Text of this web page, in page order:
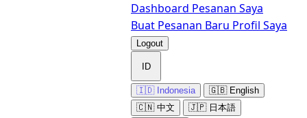
Dashboard Pesanan Saya
Buat Pesanan Baru Profil Saya
Logout
ID
🇮🇩 Indonesia
🇬🇧 English
🇨🇳 中文
🇯🇵 日本語